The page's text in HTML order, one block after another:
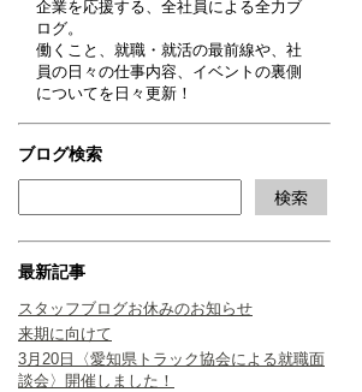
企業を応援する、全社員による全力ブ
ログ。
働くこと、就職・就活の最前線や、社
員の日々の仕事内容、イベントの裏側
についてを日々更新！
ブログ検索
最新記事
スタッフブログお休みのお知らせ
来期に向けて
3月20日〈愛知県トラック協会による就職面
談会〉開催しました！